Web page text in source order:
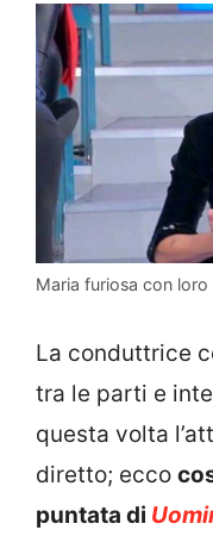
Maria furiosa con loro
La conduttrice
tra le parti e
questa volta
diretto; ecco
puntata di